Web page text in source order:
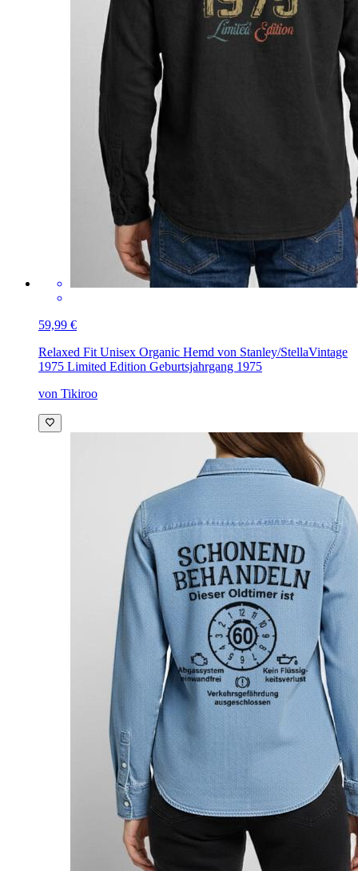
59,99 €
Relaxed Fit Unisex Organic Hemd von Stanley/StellaVintage
1975 Limited Edition Geburtsjahrgang 1975
von Tikiroo